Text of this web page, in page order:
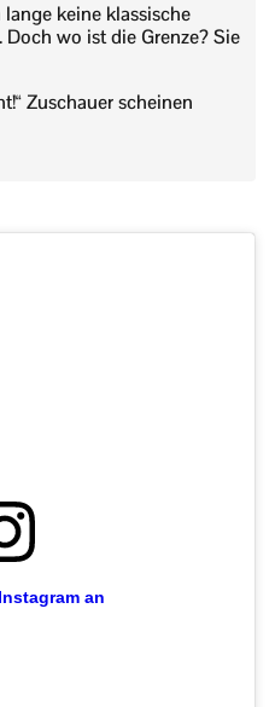
keine klassische
wo ist die Grenze? Sie
Zuschauer scheinen
an